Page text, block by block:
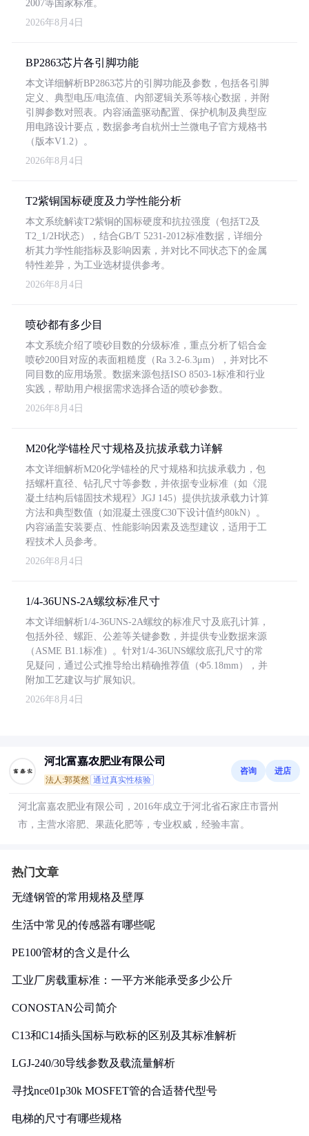
2007等国家标准。
2026年8月4日
BP2863芯片各引脚功能
本文详细解析BP2863芯片的引脚功能及参数，包括各引脚
定义、典型电压/电流值、内部逻辑关系等核心数据，并附
引脚参数对照表。内容涵盖驱动配置、保护机制及典型应
用电路设计要点，数据参考自杭州士兰微电子官方规格书
（版本V1.2）。
2026年8月4日
T2紫铜国标硬度及力学性能分析
本文系统解读T2紫铜的国标硬度和抗拉强度（包括T2及
T2_1/2H状态），结合GB/T 5231-2012标准数据，详细分
析其力学性能指标及影响因素，并对比不同状态下的金属
特性差异，为工业选材提供参考。
2026年8月4日
喷砂都有多少目
本文系统介绍了喷砂目数的分级标准，重点分析了铝合金
喷砂200目对应的表面粗糙度（Ra 3.2-6.3μm），并对比不
同目数的应用场景。数据来源包括ISO 8503-1标准和行业
实践，帮助用户根据需求选择合适的喷砂参数。
2026年8月4日
M20化学锚栓尺寸规格及抗拔承载力详解
本文详细解析M20化学锚栓的尺寸规格和抗拔承载力，包
括螺杆直径、钻孔尺寸等参数，并依据专业标准（如《混
凝土结构后锚固技术规程》JGJ 145）提供抗拔承载力计算
方法和典型数值（如混凝土强度C30下设计值约80kN）。
内容涵盖安装要点、性能影响因素及选型建议，适用于工
程技术人员参考。
2026年8月4日
1/4-36UNS-2A螺纹标准尺寸
本文详细解析1/4-36UNS-2A螺纹的标准尺寸及底孔计算，
包括外径、螺距、公差等关键参数，并提供专业数据来源
（ASME B1.1标准）。针对1/4-36UNS螺纹底孔尺寸的常
见疑问，通过公式推导给出精确推荐值（Φ5.18mm），并
附加工艺建议与扩展知识。
2026年8月4日
河北富嘉农肥业有限公司
法人:郭英然 通过真实性核验
咨询 进店
河北富嘉农肥业有限公司，2016年成立于河北省石家庄市晋州
市，主营水溶肥、果蔬化肥等，专业权威，经验丰富。
热门文章
无缝钢管的常用规格及壁厚
生活中常见的传感器有哪些呢
PE100管材的含义是什么
工业厂房载重标准：一平方米能承受多少公斤
CONOSTAN公司简介
C13和C14插头国标与欧标的区别及其标准解析
LGJ-240/30导线参数及载流量解析
寻找nce01p30k MOSFET管的合适替代型号
电梯的尺寸有哪些规格